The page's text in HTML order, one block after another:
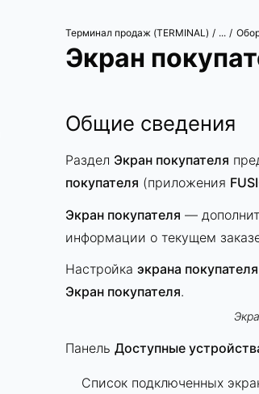
Терминал продаж (TERMINAL) / ... /
Экран
Общие сведения
Раздел Экран покупателя
покупателя (приложения
Экран покупателя —
информации о текущем
Настройка экрана покупателя
Экран покупателя.
Панель Доступные
Список подключенных